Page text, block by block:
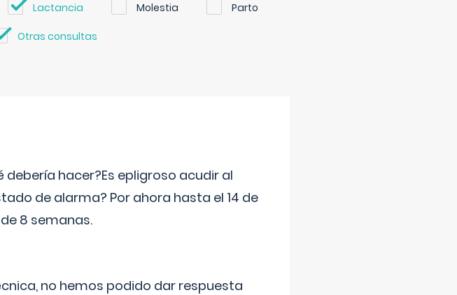
Lactancia Molestia Parto
Otras consultas
hacer?Es epligroso acudir al
de alarma? Por ahora hasta el 14 de
8 semanas.
no hemos podido dar respuesta